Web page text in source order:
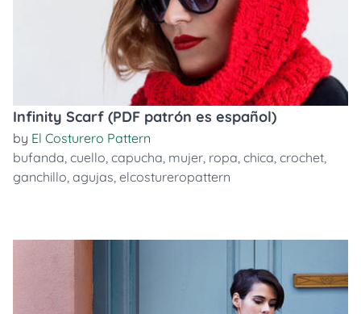
Infinity Scarf (PDF patrón es español)
by El Costurero Pattern
bufanda, cuello, capucha, mujer, ropa, chica, crochet,
ganchillo, agujas, elcostureropattern